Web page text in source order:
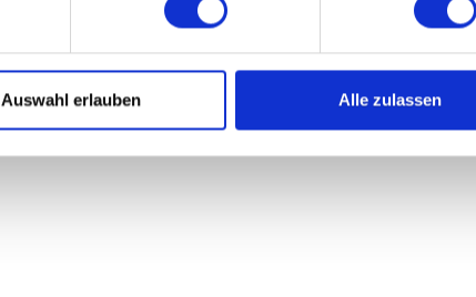
Auswahl erlauben Alle zulassen